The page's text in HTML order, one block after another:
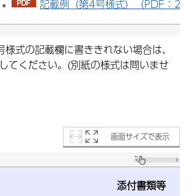
記載例（第4号様式）（PDF：
式の記載欄に書ききれない場合は、
てください。(別紙の様式は問いませ
画面サイズで表示
添付書類等